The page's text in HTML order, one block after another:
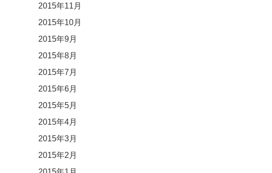
2015年11月
2015年10月
2015年9月
2015年8月
2015年7月
2015年6月
2015年5月
2015年4月
2015年3月
2015年2月